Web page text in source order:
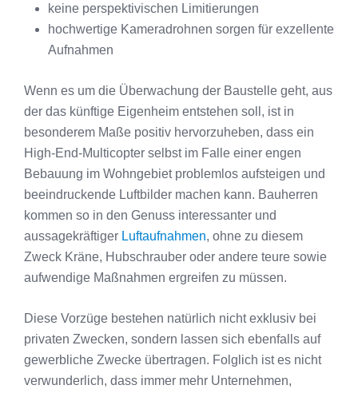
keine perspektivischen Limitierungen
hochwertige Kameradrohnen sorgen für exzellente
Aufnahmen
Wenn es um die Überwachung der Baustelle geht, aus
der das künftige Eigenheim entstehen soll, ist in
besonderem Maße positiv hervorzuheben, dass ein
High-End-Multicopter selbst im Falle einer engen
Bebauung im Wohngebiet problemlos aufsteigen und
beeindruckende Luftbilder machen kann. Bauherren
kommen so in den Genuss interessanter und
aussagekräftiger Luftaufnahmen, ohne zu diesem
Zweck Kräne, Hubschrauber oder andere teure sowie
aufwendige Maßnahmen ergreifen zu müssen.
Diese Vorzüge bestehen natürlich nicht exklusiv bei
privaten Zwecken, sondern lassen sich ebenfalls auf
gewerbliche Zwecke übertragen. Folglich ist es nicht
verwunderlich, dass immer mehr Unternehmen,